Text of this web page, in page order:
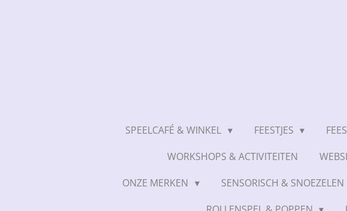
SPEELCAFÉ & WINKEL FEESTJES
WORKSHOPS & ACTIVITEITEN
ONZE MERKEN
SENSORISCH & SNOEZELEN